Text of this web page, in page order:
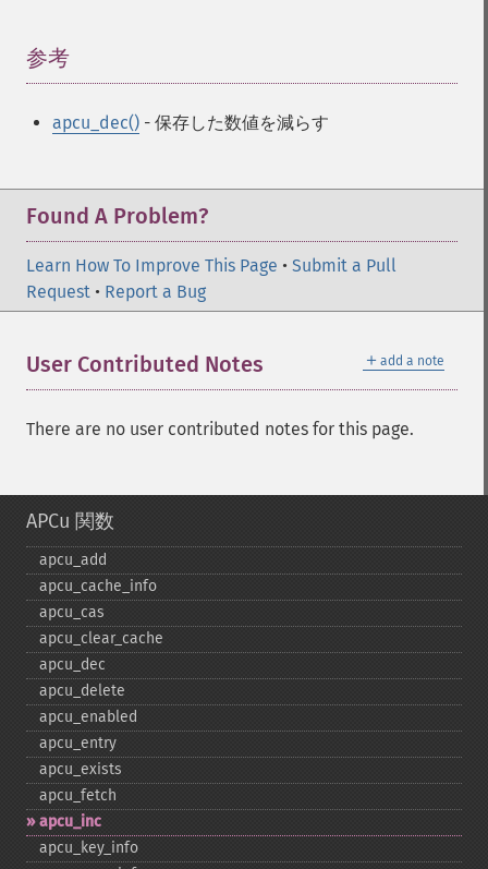
参考
apcu_dec() - 保存した数値を減らす
Found A Problem?
Learn How To Improve This Page • Submit a Pull
Request • Report a Bug
＋ add a note
User Contributed Notes
There are no user contributed notes for this page.
APCu 関数
apcu_​add
apcu_​cache_​info
apcu_​cas
apcu_​clear_​cache
apcu_​dec
apcu_​delete
apcu_​enabled
apcu_​entry
apcu_​exists
apcu_​fetch
apcu_​inc
apcu_​key_​info